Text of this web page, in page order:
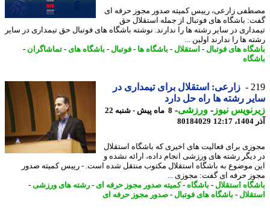
زارعی، رییس کمیته صدور مجوز حرفه ای
باشگاه های فوتبال از جمله استقلال حق
در سایر رشته ها را ندارند. نوشته باشگاه های فوتبال حق تیمداری در سایر
ها را ندارند اولین ...
های فوتبال-استقلال-باشگاه ها- فوتبال-باشگاه های -تماشاگران-
زارعی: استقلال برای تیمداری در
رشته ها راه حل دارد
نیوز-ورزشی-
8 ماه پیش - شنبه 22
80184029
برای فعالیت های اخیری که باشگاه استقلال
رشته های ورزشی انجام داده، ارائه نشده و
موضوع به باشگاه استقلال مکتوب منتقل شده است. - رییس کمیته صدور
حرفه ای گفت: مجوزی ...
استقلال-باشگاه-کمیته صدور مجوز حرفه ای- رشته های ورزشی -
-باشگاه های فوتبال-صدور مجوز حرفه ای